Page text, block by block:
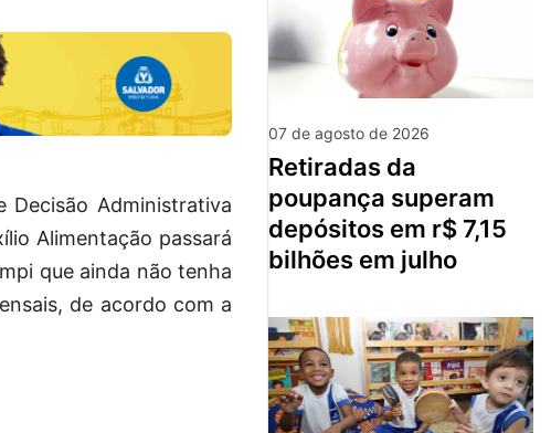
Administrativa
Alimentação passará
que ainda não tenha
de acordo com a
07 de agosto de 2026
retiradas da
poupança superam
depósitos em r$ 7,15
bilhões em julho